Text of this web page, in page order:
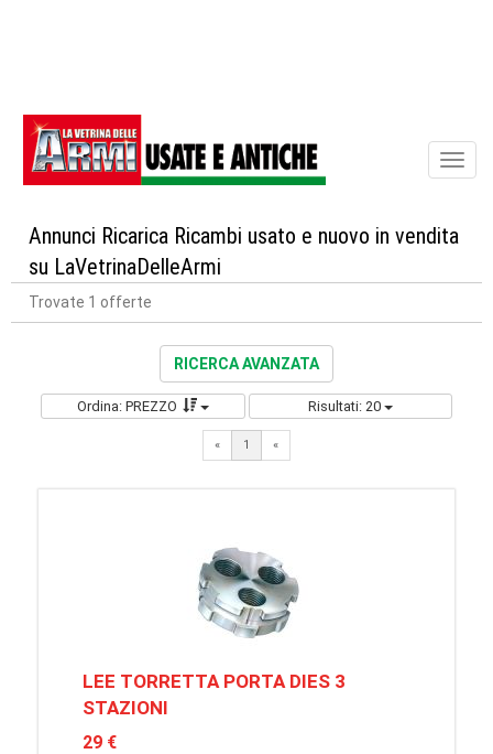
Annunci Ricarica Ricambi usato e nuovo in vendita
su LaVetrinaDelleArmi
Trovate 1 offerte
RICERCA AVANZATA
Ordina: PREZZO Risultati: 20
« 1 «
LEE TORRETTA PORTA DIES 3
STAZIONI
29 €